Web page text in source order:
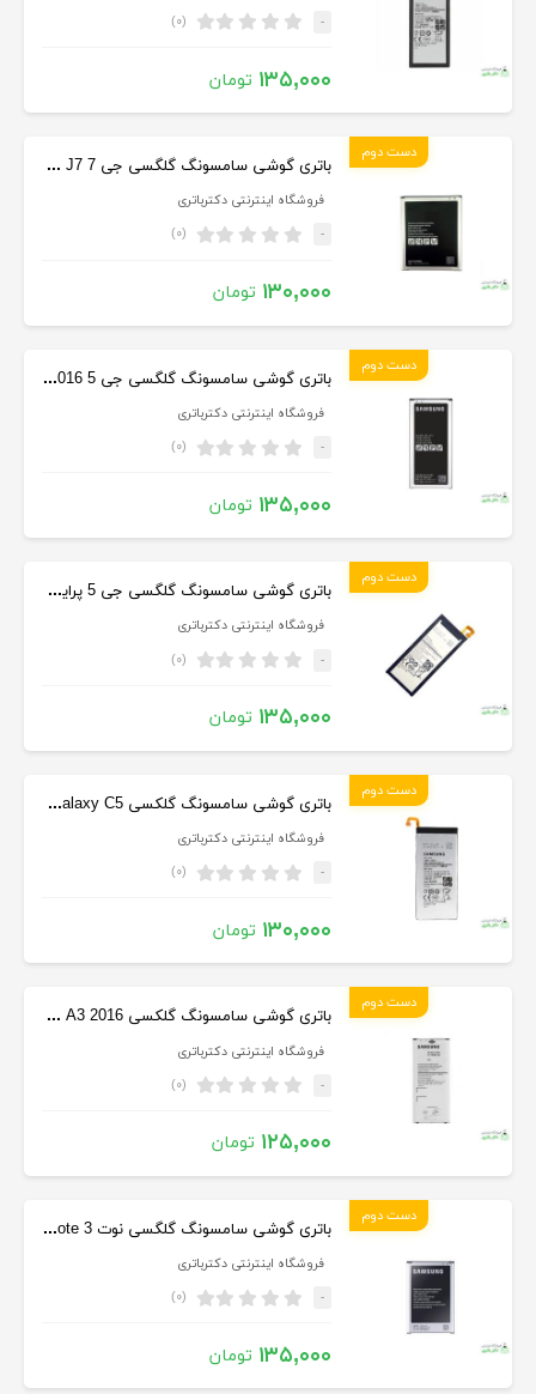
- (۰)
۱۳۵,۰۰۰ تومان
دست دوم
باتری گوشی سامسونگ گلگسی جی 7 Samsung Galaxy J7
فروشگاه اینترنتی دکترباتری
- (۰)
۱۳۰,۰۰۰ تومان
دست دوم
باتری گوشی سامسونگ گلگسی جی 5 Samsung Galaxy J5 2016
فروشگاه اینترنتی دکترباتری
- (۰)
۱۳۵,۰۰۰ تومان
دست دوم
باتری گوشی سامسونگ گلگسی جی 5 پرایم Samsung Galaxy J5 Prime
فروشگاه اینترنتی دکترباتری
- (۰)
۱۳۵,۰۰۰ تومان
دست دوم
باتری گوشی سامسونگ گلکسی Samsung Galaxy C5
فروشگاه اینترنتی دکترباتری
- (۰)
۱۳۰,۰۰۰ تومان
دست دوم
باتری گوشی سامسونگ گلکسی Samsung Galaxy A3 2016
فروشگاه اینترنتی دکترباتری
- (۰)
۱۲۵,۰۰۰ تومان
دست دوم
باتری گوشی سامسونگ گلگسی نوت Samsung Galaxy Note 3
فروشگاه اینترنتی دکترباتری
- (۰)
۱۳۵,۰۰۰ تومان